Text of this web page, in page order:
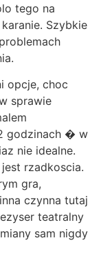
tego na
Szybkie
opcje, choc
sprawie
godzinach � w
nie idealne.
rzadkoscia.
gra,
czynna tutaj
teatralny
sam nigdy